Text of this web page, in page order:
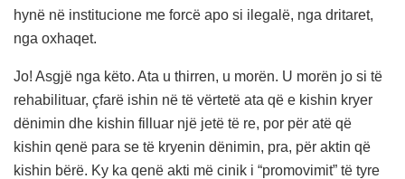
hynë në institucione me forcë apo si ilegalë, nga dritaret,
nga oxhaqet.
Jo! Asgjë nga këto. Ata u thirren, u morën. U morën jo si të
rehabilituar, çfarë ishin në të vërtetë ata që e kishin kryer
dënimin dhe kishin filluar një jetë të re, por për atë që
kishin qenë para se të kryenin dënimin, pra, për aktin që
kishin bërë. Ky ka qenë akti më cinik i “promovimit” të tyre